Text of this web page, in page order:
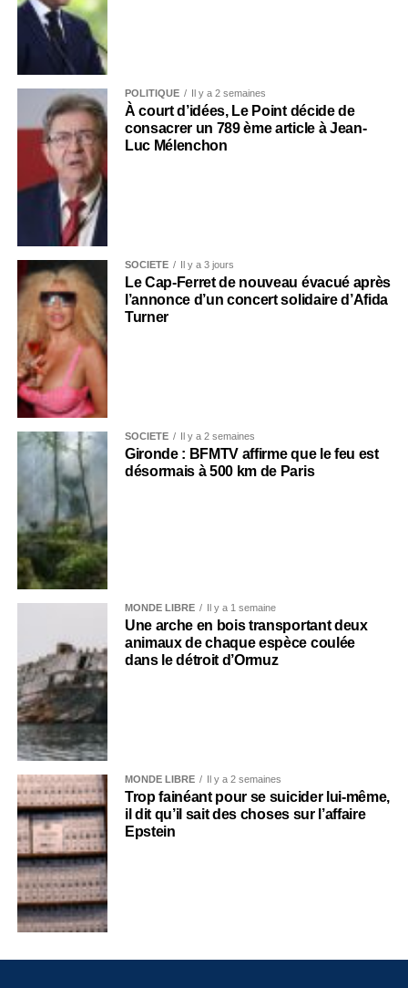
POLITIQUE Il y a 2 semaines
À court d’idées, Le Point décide de
consacrer un 789 ème article à Jean-
Luc Mélenchon
SOCIÉTÉ Il y a 3 jours
Le Cap-Ferret de nouveau évacué après
l’annonce d’un concert solidaire d’Afida
Turner
SOCIÉTÉ Il y a 2 semaines
Gironde : BFMTV affirme que le feu est
désormais à 500 km de Paris
MONDE LIBRE Il y a 1 semaine
Une arche en bois transportant deux
animaux de chaque espèce coulée
dans le détroit d’Ormuz
MONDE LIBRE Il y a 2 semaines
Trop fainéant pour se suicider lui-même,
il dit qu’il sait des choses sur l’affaire
Epstein